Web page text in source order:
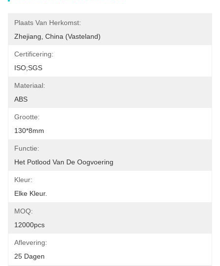
Plaats Van Herkomst:
Zhejiang, China (vasteland)
Certificering:
ISO;SGS
Materiaal:
ABS
Grootte:
130*8mm
Functie:
Het Potlood Van De Oogvoering
Kleur:
Elke Kleur.
MOQ:
12000pcs
Aflevering:
25 Dagen